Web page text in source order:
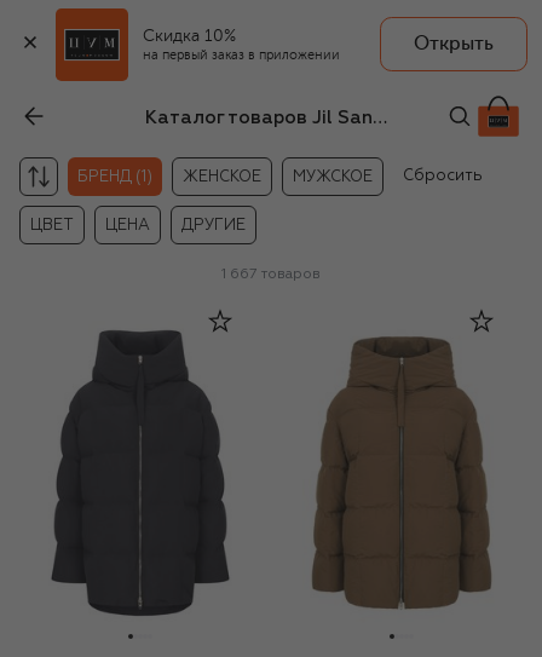
Скидка 10%
на первый заказ в приложении
Открыть
Каталог товаров Jil Sander
БРЕНД (1) ЖЕНСКОЕ МУЖСКОЕ Сбросить
ЦВЕТ ЦЕНА ДРУГИЕ
1 667 товаров